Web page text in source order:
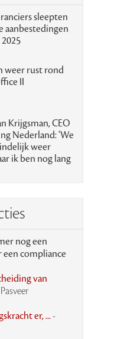
sleepten
aanbestedingen
weer rust rond
II
Krijgsman, CEO
Nederland: ‘We
weer
ik ben nog lang
nog een
compliance
van
er, ...-